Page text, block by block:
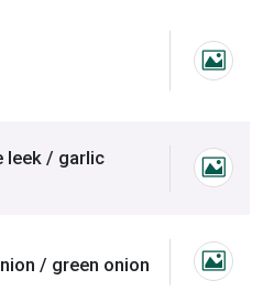
/蒜頭
詞彙 大蒜/蒜頭
大
詞彙 韭菜
leek / garlic
韭
詞彙 蔥
/ green onion 蔥圖